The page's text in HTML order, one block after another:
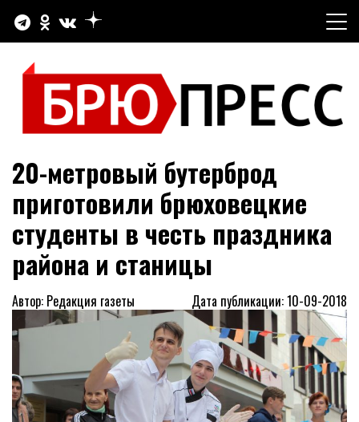
содержимому
БРЮПРЕСС
Официальный сайт газеты "Брюховецкие новости"
20-метровый бутерброд
приготовили брюховецкие
студенты в честь праздника
района и станицы
Автор: Редакция газеты Дата публикации: 10-09-2018